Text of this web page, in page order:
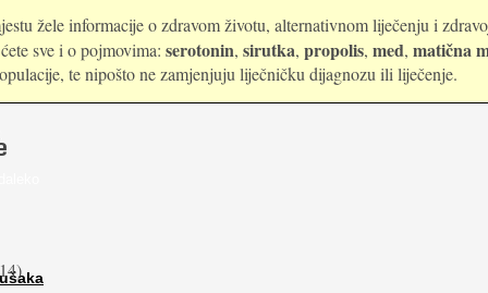
žele informacije o zdravom životu, alternativnom liječenju i
sve i o pojmovima: serotonin, sirutka, propolis, med, matična
te nipošto ne zamjenjuju liječničku dijagnozu ili liječenje.